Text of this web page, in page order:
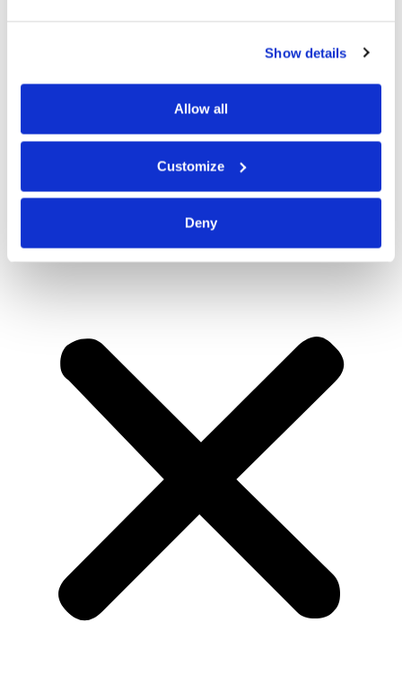
Show details
Allow all
Customize
Deny